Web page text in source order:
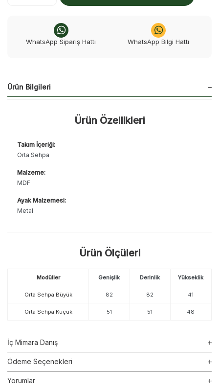
WhatsApp Sipariş Hattı WhatsApp Bilgi Hattı
Ürün Bilgileri
Ürün Özellikleri
Takım İçeriği:
Orta Sehpa
Malzeme:
MDF
Ayak Malzemesi:
Metal
Ürün Ölçüleri
Modüller Genişlik Derinlik Yükseklik
Orta Sehpa Büyük 82 82 41
Orta Sehpa Küçük 51 51 48
İç Mimara Danış
Ödeme Seçenekleri
Yorumlar